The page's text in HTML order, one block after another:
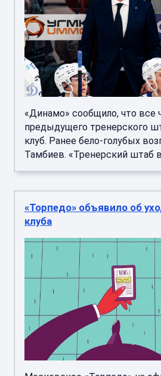
«Динамо» сообщило, что все
предыдущего тренерского
клуб. Ранее бело-голубых
Тамбиев. «Тренерский штаб
«Торпедо» объявило об
клуба